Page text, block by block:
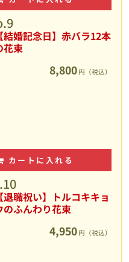
【結婚記念日】赤バラ12本
花束
8,800 円（税込）
カートに入れる
【退職祝い】トルコキキョ
のふんわり花束
4,950 円（税込）